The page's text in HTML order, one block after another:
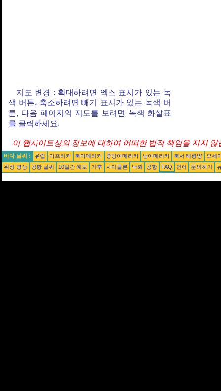
지도 변경 : 확대하려면 엑스 표시가 있는 녹
색 버튼, 축소하려면 빼기 표시가 있는 녹색 버
튼, 다음 페이지의 지도를 보려면 녹색 화살표
를 클릭하세요.
이 웹사이트상의 정보에 대하여 어떠한 법적 책임을 지지 않
바다 날씨 : 유럽 아프리카 북아메리카 중앙아메리카 남아메리카 북서 태평양
오세
위성 영상
공항 날씨 10일간 예보 기후 사이클론 낙뢰 공항 FAQ 언어 문의하기